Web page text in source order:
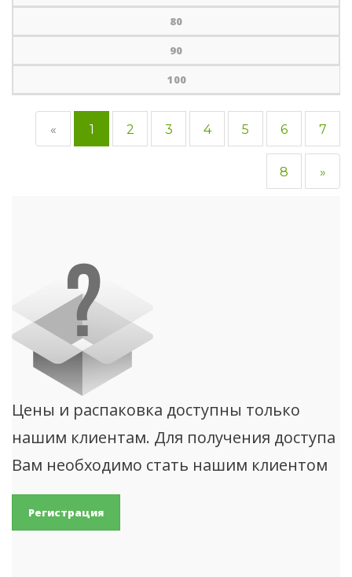
80
90
100
« 1 2 3 4 5 6 7
8 »
Цены и распаковка доступны только
нашим клиентам. Для получения доступа
Вам необходимо стать нашим клиентом
Регистрация